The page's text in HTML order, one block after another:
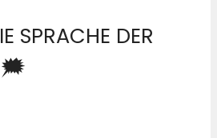
SPRACHE DER
🗯️